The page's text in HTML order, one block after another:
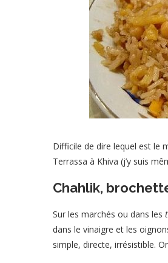
Difficile de dire lequel est le
Terrassa à Khiva (j’y suis
Chahlik,
Sur les marchés ou dans les
dans le vinaigre et les
simple, directe, irrésistible.